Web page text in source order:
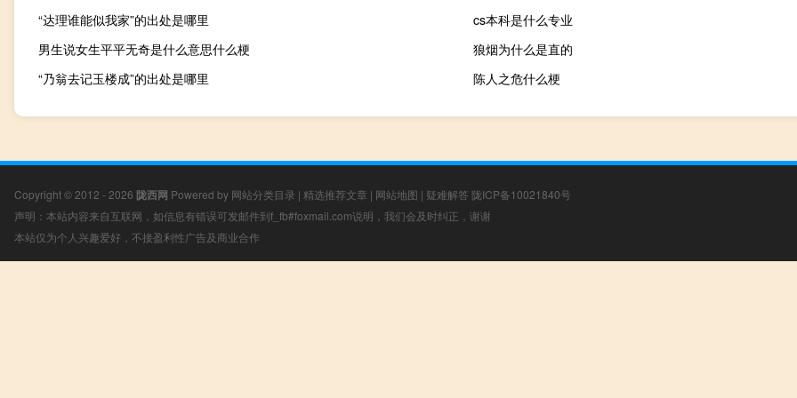
“达理谁能似我家”的出处是哪里
cs本科是什么专业
男生说女生平平无奇是什么意思什么梗
狼烟为什么是直的
“乃翁去记玉楼成”的出处是哪里
陈人之危什么梗
Copyright © 2012 - 2026 陇西网 Powered by 网站分类目录 | 精选推荐文章 | 网站地图 | 疑难解答 陇ICP备10021840号
声明：本站内容来自互联网，如信息有错误可发邮件到f_fb#foxmail.com说明，我们会及时纠正，谢谢
本站仅为个人兴趣爱好，不接盈利性广告及商业合作